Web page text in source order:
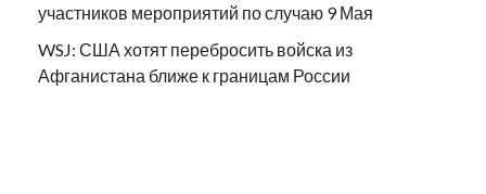
участников мероприятий по случаю 9 Мая
WSJ: США хотят перебросить войска из
Афганистана ближе к границам России